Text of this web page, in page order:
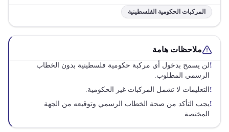
المركبات الحكومية الفلسطينية
ملاحظات هامة
!لن يسمح بدخول أي مركبة حكومية فلسطينية بدون الخطاب
الرسمي المطلوب.
! التعليمات لا تشمل المركبات غير الحكومية.
!يجب التأكد من صحة الخطاب الرسمي وتوقيعه من الجهة
المختصة.